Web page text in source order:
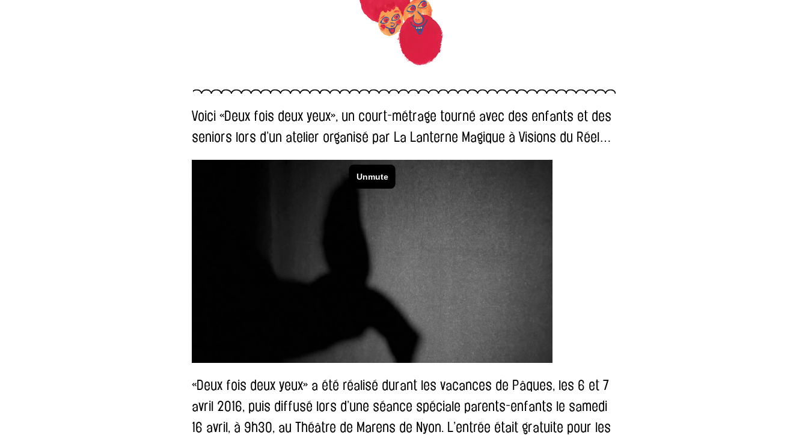
Voici «Deux fois deux yeux», un court-métrage tourné avec des enfants et des
seniors lors d’un atelier organisé par La Lanterne Magique à Visions du Réel…
«Deux fois deux yeux» a été réalisé durant les vacances de Pâques, les 6 et 7
avril 2016, puis diffusé lors d’une séance spéciale parents-enfants le samedi
16 avril, à 9h30, au Théâtre de Marens de Nyon. L’entrée était gratuite pour les